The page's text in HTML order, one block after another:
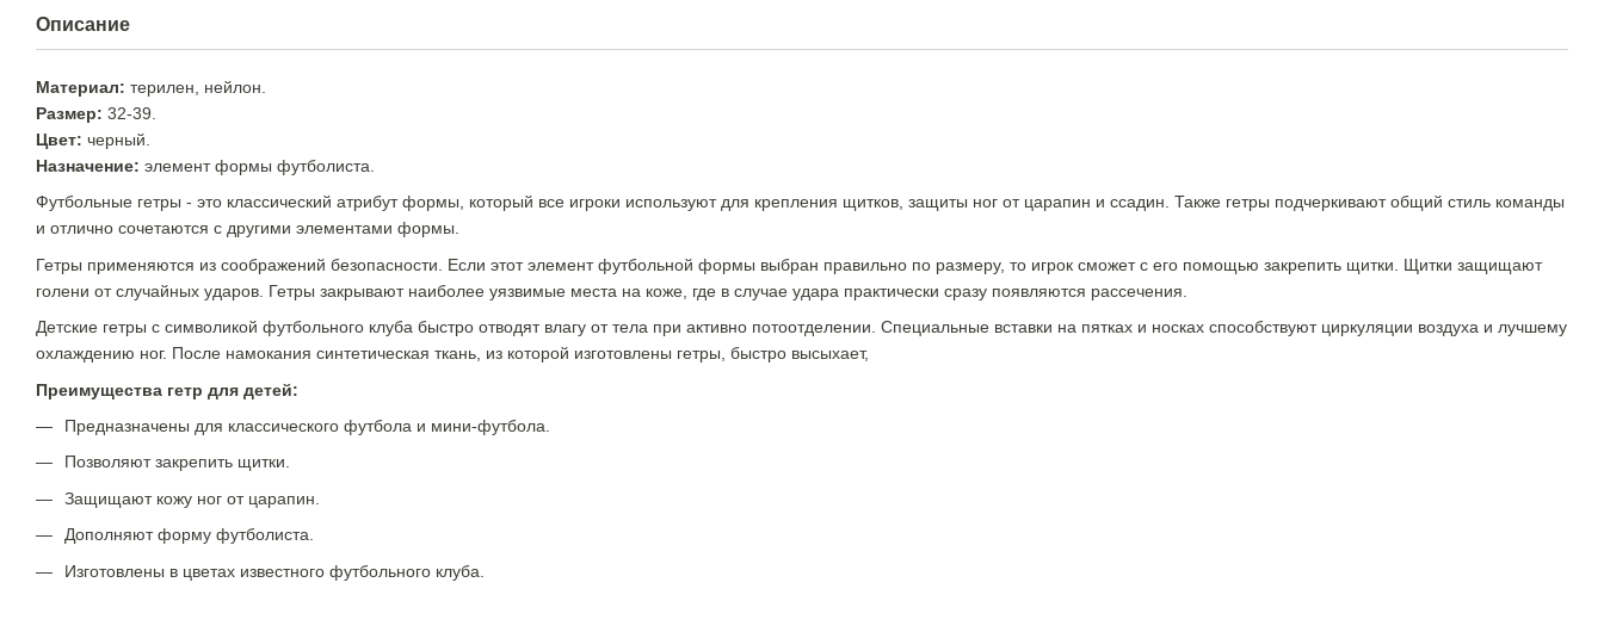
Описание
Материал: терилен, нейлон.
Размер: 32-39.
Цвет: черный.
Назначение: элемент формы футболиста.
Футбольные гетры - это классический атрибут формы, который все игроки используют для крепления щитков, защиты ног от царапин и ссадин. Также гетры подчеркивают общий стиль команды
и отлично сочетаются с другими элементами формы.
Гетры применяются из соображений безопасности. Если этот элемент футбольной формы выбран правильно по размеру, то игрок сможет с его помощью закрепить щитки. Щитки защищают
голени от случайных ударов. Гетры закрывают наиболее уязвимые места на коже, где в случае удара практически сразу появляются рассечения.
Детские гетры с символикой футбольного клуба быстро отводят влагу от тела при активно потоотделении. Специальные вставки на пятках и носках способствуют циркуляции воздуха и лучшему
охлаждению ног. После намокания синтетическая ткань, из которой изготовлены гетры, быстро высыхает,
Преимущества гетр для детей:
Предназначены для классического футбола и мини-футбола.
Позволяют закрепить щитки.
Защищают кожу ног от царапин.
Дополняют форму футболиста.
Изготовлены в цветах известного футбольного клуба.